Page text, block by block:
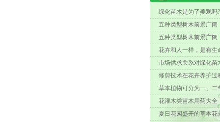
绿化苗木是为了美观吗
五种类型树木前景广阔
五种类型树木前景广阔
花卉和人一样，是有生
市场供求关系对绿化苗
修剪技术在花卉养护过
草本植物可分为一、二
花灌木类苗木用药大全
夏日花园盛开的草本花